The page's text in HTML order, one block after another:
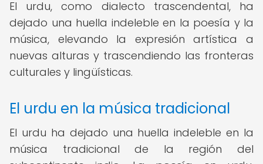
El urdu, como dialecto trascendental, ha
dejado una huella indeleble en la poesía y la
música, elevando la expresión artística a
nuevas alturas y trascendiendo las fronteras
culturales y lingüísticas.
El urdu en la música tradicional
El urdu ha dejado una huella indeleble en la
música tradicional de la región del